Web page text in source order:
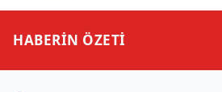
HABERİN ÖZETİ